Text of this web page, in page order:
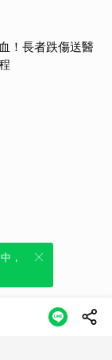
！長者跌傷送醫
，